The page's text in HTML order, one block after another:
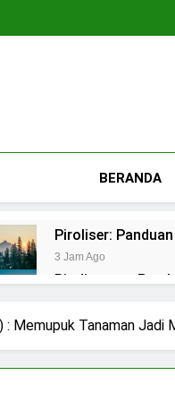
BERANDA
Piroliser:
3 Jam Ago
Biodigester:
Teknologi
REPLIKASI
: Memupuk Tanaman Jadi